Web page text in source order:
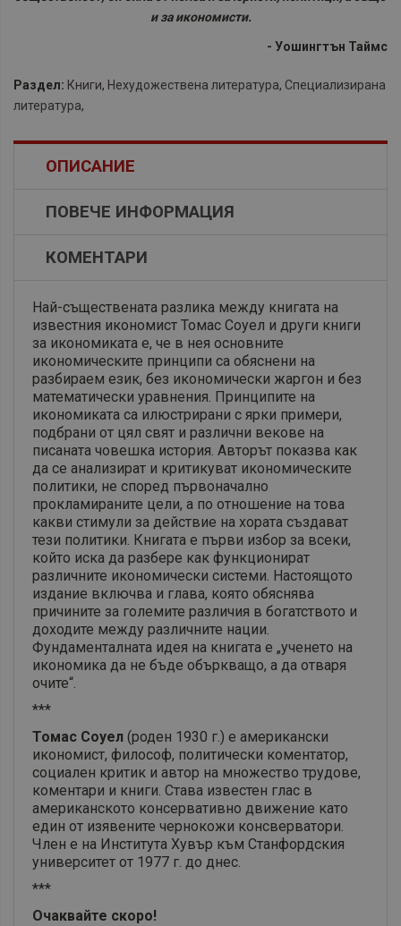
и за икономисти.
- Уошингтън Таймс
Раздел: Книги, Нехудожествена литература, Специализирана
литература,
ОПИСАНИЕ
ПОВЕЧЕ ИНФОРМАЦИЯ
КОМЕНТАРИ
Най-съществената разлика между книгата на
известния икономист Томас Соуел и други книги
за икономиката е, че в нея основните
икономическите принципи са обяснени на
разбираем език, без икономически жаргон и без
математически уравнения. Принципите на
икономиката са илюстрирани с ярки примери,
подбрани от цял свят и различни векове на
писаната човешка история. Авторът показва как
да се анализират и критикуват икономическите
политики, не според първоначално
прокламираните цели, а по отношение на това
какви стимули за действие на хората създават
тези политики. Книгата е първи избор за всеки,
който иска да разбере как функционират
различните икономически системи. Настоящото
издание включва и глава, която обяснява
причините за големите различия в богатството и
доходите между различните нации.
Фундаменталната идея на книгата е „ученето на
икономика да не бъде объркващо, а да отваря
очите“.
***
Томас Соуел (роден 1930 г.) е американски
икономист, философ, политически коментатор,
социален критик и автор на множество трудове,
коментари и книги. Става известен глас в
американското консервативно движение като
един от изявените чернокожи консверватори.
Член е на Института Хувър към Станфордския
университет от 1977 г. до днес.
***
Очаквайте скоро!